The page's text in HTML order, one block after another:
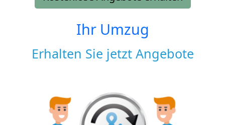
Ihr Umzug
Erhalten Sie jetzt Angebote